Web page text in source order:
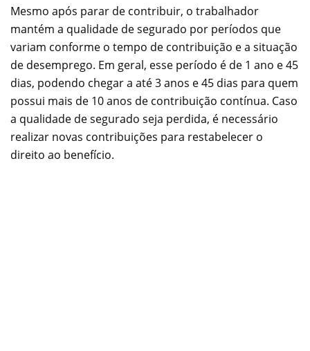
Mesmo após parar de contribuir, o trabalhador
mantém a qualidade de segurado por períodos que
variam conforme o tempo de contribuição e a situação
de desemprego. Em geral, esse período é de 1 ano e 45
dias, podendo chegar a até 3 anos e 45 dias para quem
possui mais de 10 anos de contribuição contínua. Caso
a qualidade de segurado seja perdida, é necessário
realizar novas contribuições para restabelecer o
direito ao benefício.